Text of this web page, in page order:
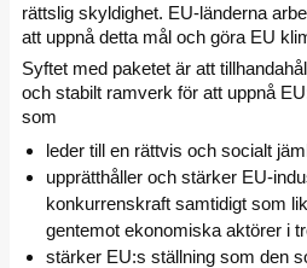
rättslig skyldighet. EU-länderna
att uppnå detta mål och göra EU
Syftet med paketet är att
och stabilt ramverk för att uppnå
som
leder till en rättvis och socialt
upprätthåller och stärker EU-
konkurrenskraft samtidigt som
gentemot ekonomiska aktörer i
stärker EU:s ställning som den